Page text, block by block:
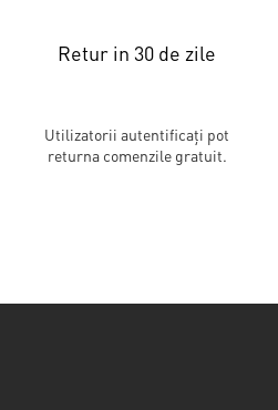
Retur in 30 de zile
Utilizatorii autentificați pot
returna comenzile gratuit.